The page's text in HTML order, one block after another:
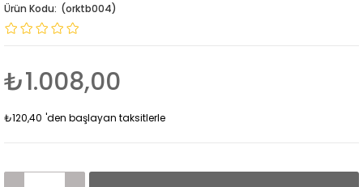
(orktb004)
₺1.008,00
₺120,40 'den başlayan taksitlerle